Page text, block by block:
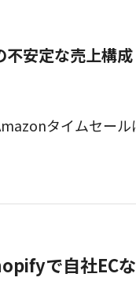
安定な売上構成
タイムセー
で自社EC